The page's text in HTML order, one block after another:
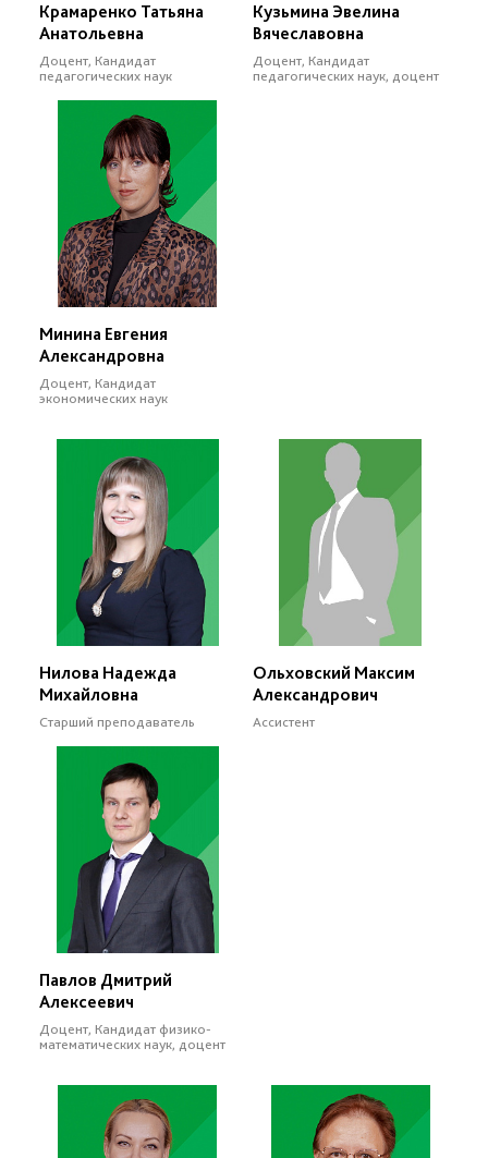
Крамаренко Татьяна
Анатольевна
Доцент, Кандидат
педагогических наук
Кузьмина Эвелина
Вячеславовна
Доцент, Кандидат
педагогических наук, доцент
Минина Евгения
Александровна
Доцент, Кандидат
экономических наук
Нилова Надежда
Михайловна
Старший преподаватель
Ольховский Максим
Александрович
Ассистент
Павлов Дмитрий
Алексеевич
Доцент, Кандидат физико-
математических наук, доцент